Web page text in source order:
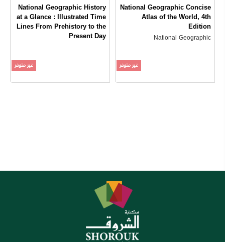
National Geographic Concise
Atlas of the World, 4th
Edition
National Geographic
غير متوفر
National Geographic History
at a Glance : Illustrated Time
Lines From Prehistory to the
Present Day
غير متوفر